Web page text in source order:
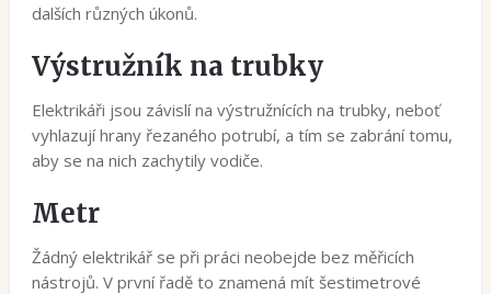
dalších různých úkonů.
Výstružník na trubky
Elektrikáři jsou závislí na výstružnících na trubky, neboť
vyhlazují hrany řezaného potrubí, a tím se zabrání tomu,
aby se na nich zachytily vodiče.
Metr
Žádný elektrikář se při práci neobejde bez měřicích
nástrojů. V první řadě to znamená mít šestimetrové